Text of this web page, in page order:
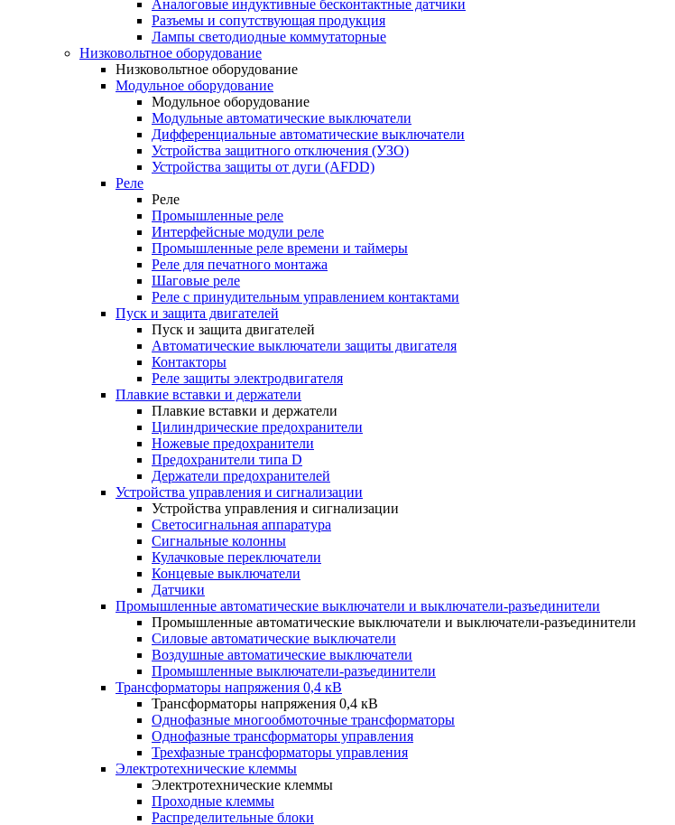
Аналоговые индуктивные бесконтактные датчики
Разъемы и сопутствующая продукция
Лампы светодиодные коммутаторные
Низковольтное оборудование
Низковольтное оборудование
Модульное оборудование
Модульное оборудование
Модульные автоматические выключатели
Дифференциальные автоматические выключатели
Устройства защитного отключения (УЗО)
Устройства защиты от дуги (AFDD)
Реле
Реле
Промышленные реле
Интерфейсные модули реле
Промышленные реле времени и таймеры
Реле для печатного монтажа
Шаговые реле
Реле с принудительным управлением контактами
Пуск и защита двигателей
Пуск и защита двигателей
Автоматические выключатели защиты двигателя
Контакторы
Реле защиты электродвигателя
Плавкие вставки и держатели
Плавкие вставки и держатели
Цилиндрические предохранители
Ножевые предохранители
Предохранители типа D
Держатели предохранителей
Устройства управления и сигнализации
Устройства управления и сигнализации
Светосигнальная аппаратура
Сигнальные колонны
Кулачковые переключатели
Концевые выключатели
Датчики
Промышленные автоматические выключатели и выключатели-разъединители
Промышленные автоматические выключатели и выключатели-разъединители
Силовые автоматические выключатели
Воздушные автоматические выключатели
Промышленные выключатели-разъединители
Трансформаторы напряжения 0,4 кВ
Трансформаторы напряжения 0,4 кВ
Однофазные многообмоточные трансформаторы
Однофазные трансформаторы управления
Трехфазные трансформаторы управления
Электротехнические клеммы
Электротехнические клеммы
Проходные клеммы
Распределительные блоки